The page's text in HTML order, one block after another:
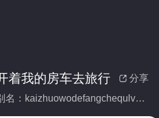
 分享
着我的房车去旅行
别名：kaizhuowodefangchequlvxing